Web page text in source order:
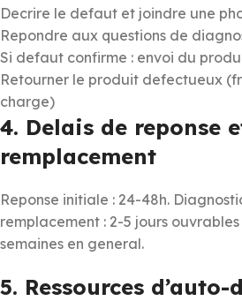
Decrire le defaut et joindre une
Repondre aux questions de
Si defaut confirme : envoi du
Retourner le produit defectueux
charge)
4. Delais de reponse
remplacement
Reponse initiale : 24-48h.
remplacement : 2-5 jours ouvrables
semaines en general.
5. Ressources